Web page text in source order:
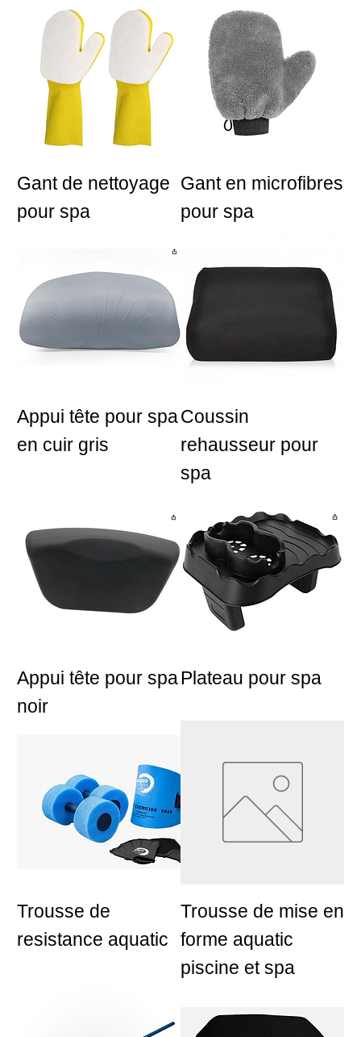
Gant de nettoyage
pour spa
Gant en microfibres
pour spa
Appui tête pour spa
en cuir gris
Coussin
rehausseur pour
spa
Appui tête pour spa
noir
Plateau pour spa
Trousse de
resistance aquatic
Trousse de mise en
forme aquatic
piscine et spa